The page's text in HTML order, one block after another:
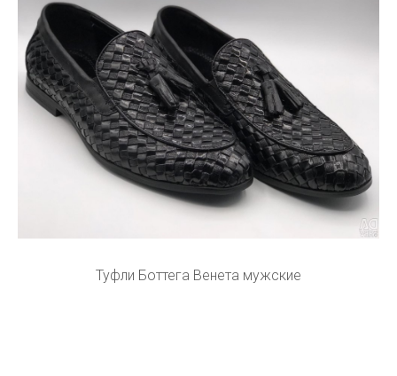
Туфли Боттега Венета мужские